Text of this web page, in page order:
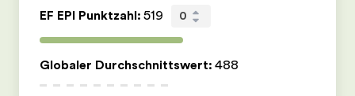
Über uns
Karriere
EF EPI Punktzahl: 519 0
Globaler Durchschnittswert: 488